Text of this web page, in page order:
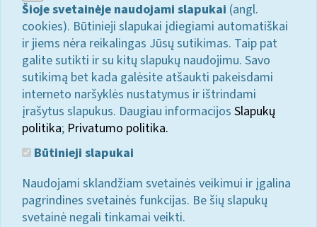
Šioje svetainėje naudojami slapukai (angl.
cookies). Būtinieji slapukai įdiegiami automatiškai
ir jiems nėra reikalingas Jūsų sutikimas. Taip pat
galite sutikti ir su kitų slapukų naudojimu. Savo
sutikimą bet kada galėsite atšaukti pakeisdami
interneto naršyklės nustatymus ir ištrindami
įrašytus slapukus. Daugiau informacijos Slapukų
politika; Privatumo politika.
Būtinieji slapukai
Naudojami sklandžiam svetainės veikimui ir įgalina
pagrindines svetainės funkcijas. Be šių slapukų
svetainė negali tinkamai veikti.